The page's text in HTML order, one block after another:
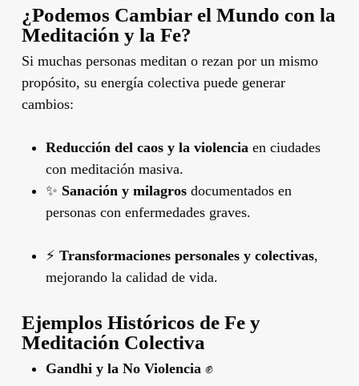
¿Podemos Cambiar el Mundo con la
Meditación y la Fe?
Si muchas personas meditan o rezan por un mismo
propósito, su energía colectiva puede generar
cambios:
Reducción del caos y la violencia en ciudades
con meditación masiva.
✨ Sanación y milagrosdocumentados en
personas con enfermedades graves.
⚡ Transformaciones personales y colectivas,
mejorando la calidad de vida.
Ejemplos Históricos de Fe y
Meditación Colectiva
Gandhi y la No Violencia ✊